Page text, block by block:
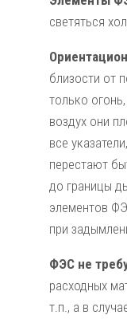
светяться
близости от
только
воздух они
все
перестают
до границы
элементов
при
ФЭС не
расходных
т.п., а в